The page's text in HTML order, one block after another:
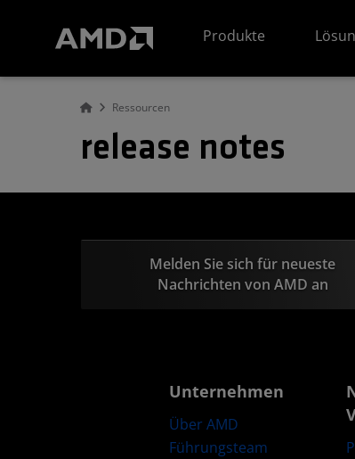
Produkte
Ressourcen
release notes
Melden Sie sich für neueste
Nachrichten von AMD an
Unternehmen
Über AMD
Führungsteam